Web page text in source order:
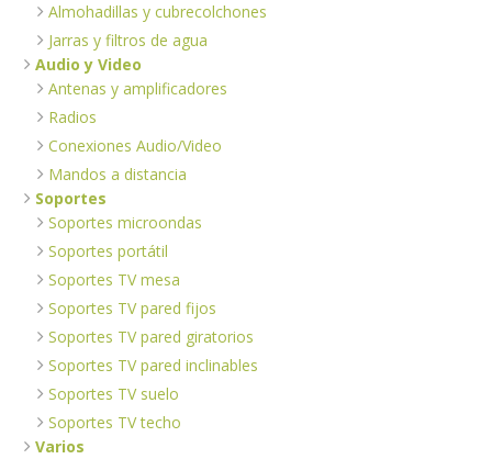
Almohadillas y cubrecolchones
Jarras y filtros de agua
Audio y Video
Antenas y amplificadores
Radios
Conexiones Audio/Video
Mandos a distancia
Soportes
Soportes microondas
Soportes portátil
Soportes TV mesa
Soportes TV pared fijos
Soportes TV pared giratorios
Soportes TV pared inclinables
Soportes TV suelo
Soportes TV techo
Varios